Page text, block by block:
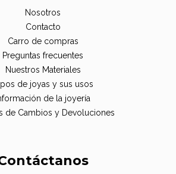
Nosotros
Contacto
Carro de compras
Preguntas frecuentes
Nuestros Materiales
de joyas y sus usos
de la joyería
de Cambios y Devoluciones